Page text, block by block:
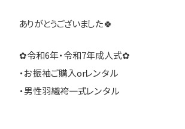
ありがとうございました🍀
✿令和6年・令和7年成人式✿
・お振袖ご購入orレンタル
・男性羽織袴一式レンタル